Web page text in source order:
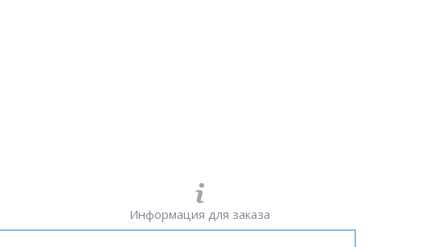
Информация для заказа